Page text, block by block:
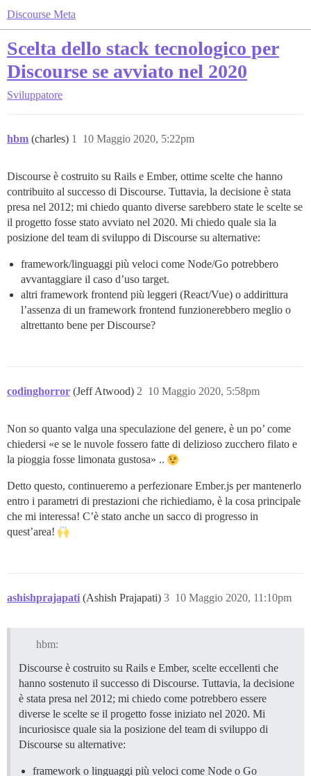
Discourse Meta
Scelta dello stack tecnologico per
Discourse se avviato nel 2020
Sviluppatore
hbm (charles) 10 Maggio 2020, 5:22pm
1
Discourse è costruito su Rails e Ember, ottime scelte che hanno
contribuito al successo di Discourse. Tuttavia, la decisione è stata
presa nel 2012; mi chiedo quanto diverse sarebbero state le scelte se
il progetto fosse stato avviato nel 2020. Mi chiedo quale sia la
posizione del team di sviluppo di Discourse su alternative:
framework/linguaggi più veloci come Node/Go potrebbero
avvantaggiare il caso d’uso target.
altri framework frontend più leggeri (React/Vue) o addirittura
l’assenza di un framework frontend funzionerebbero meglio o
altrettanto bene per Discourse?
codinghorror (Jeff Atwood) 10 Maggio 2020, 5:58pm
2
Non so quanto valga una speculazione del genere, è un po’ come
chiedersi «e se le nuvole fossero fatte di delizioso zucchero filato e
la pioggia fosse limonata gustosa» ..
Detto questo, continueremo a perfezionare Ember.js per mantenerlo
entro i parametri di prestazioni che richiediamo, è la cosa principale
che mi interessa! C’è stato anche un sacco di progresso in
quest’area!
ashishprajapati (Ashish Prajapati) 10 Maggio 2020, 11:10pm
3
hbm:
Discourse è costruito su Rails e Ember, scelte eccellenti che
hanno sostenuto il successo di Discourse. Tuttavia, la decisione
è stata presa nel 2012; mi chiedo come potrebbero essere
diverse le scelte se il progetto fosse iniziato nel 2020. Mi
incuriosisce quale sia la posizione del team di sviluppo di
Discourse su alternative:
framework o linguaggi più veloci come Node o Go